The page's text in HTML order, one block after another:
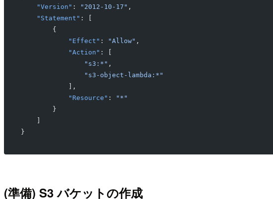
    "Version"
: "2012-10-17" ,
    "Statement"
: [
        {
            "Effect"
: "Allow" ,
            "Action"
: [
                "s3:*"
,
                "s3-object-lambda:*"
            ],
            "Resource"
:
"*"
        }
}
(準備) S3 バケットの作成